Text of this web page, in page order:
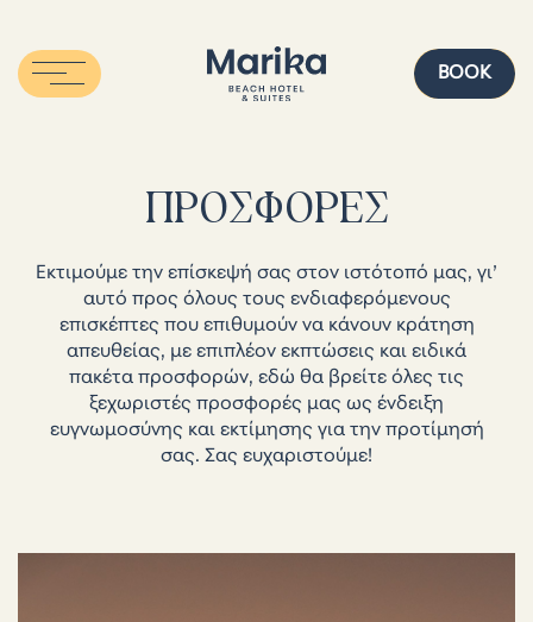
BOOK
ΠΡΟΣΦΟΡΈΣ
Εκτιμούμε την επίσκεψή σας στον ιστότοπό μας, γι’
αυτό προς όλους τους ενδιαφερόμενους
επισκέπτες που επιθυμούν να κάνουν κράτηση
απευθείας, με επιπλέον εκπτώσεις και ειδικά
πακέτα προσφορών, εδώ θα βρείτε όλες τις
ξεχωριστές προσφορές μας ως ένδειξη
ευγνωμοσύνης και εκτίμησης για την προτίμησή
σας. Σας ευχαριστούμε!